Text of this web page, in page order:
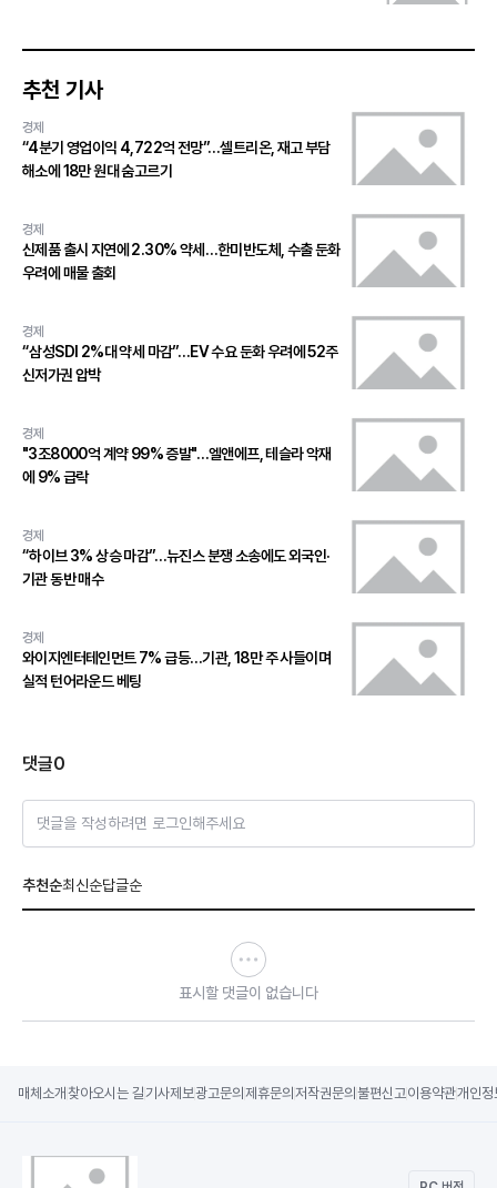
추천 기사
경제
“4분기 영업이익 4,722억 전망”…셀트리온, 재고 부담
해소에 18만 원대 숨고르기
경제
신제품 출시 지연에 2.30% 약세…한미반도체, 수출 둔화
우려에 매물 출회
경제
“삼성SDI 2%대 약세 마감”…EV 수요 둔화 우려에 52주
신저가권 압박
경제
"3조8000억 계약 99% 증발"…엘앤에프, 테슬라 악재
에 9% 급락
경제
“하이브 3% 상승 마감”…뉴진스 분쟁 소송에도 외국인·
기관 동반 매수
경제
와이지엔터테인먼트 7% 급등…기관, 18만 주 사들이며
실적 턴어라운드 베팅
댓글0
댓글을 작성하려면 로그인해주세요
추천순최신순답글순
표시할 댓글이 없습니다
매체소개 찾아오시는 길기사제보광고문의 제휴문의 저작권문의 불편신고이용약관개인정